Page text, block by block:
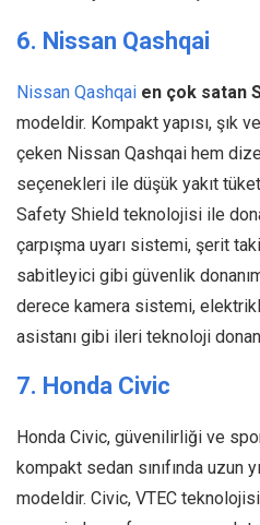
6. Nissan Qashqai
Nissan Qashqai en çok satan
modeldir. Kompakt yapısı, şık
çeken Nissan Qashqai hem
seçenekleri ile düşük yakıt
Safety Shield teknolojisi ile
çarpışma uyarı sistemi, şerit
sabitleyici gibi güvenlik
derece kamera sistemi,
asistanı gibi ileri teknoloji
7. Honda Civic
Honda Civic, güvenilirliği ve
kompakt sedan sınıfında uzun
modeldir. Civic, VTEC